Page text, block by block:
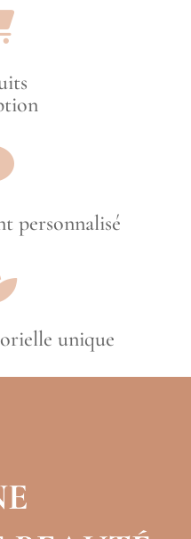
personnalisé
unique